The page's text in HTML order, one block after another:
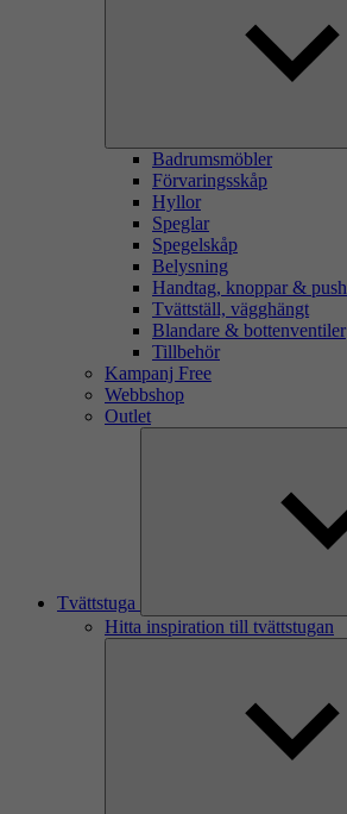
Badrumsmöbler
Förvaringsskåp
Hyllor
Speglar
Spegelskåp
Belysning
Handtag, knoppar & push
Tvättställ, vägghängt
Blandare & bottenventiler
Tillbehör
Kampanj Free
Webbshop
Outlet
Tvättstuga
Hitta inspiration till tvättstugan